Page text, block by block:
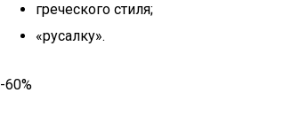
греческого стиля;
«русалку».
-60%